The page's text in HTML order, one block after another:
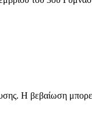
Η βεβαίωση